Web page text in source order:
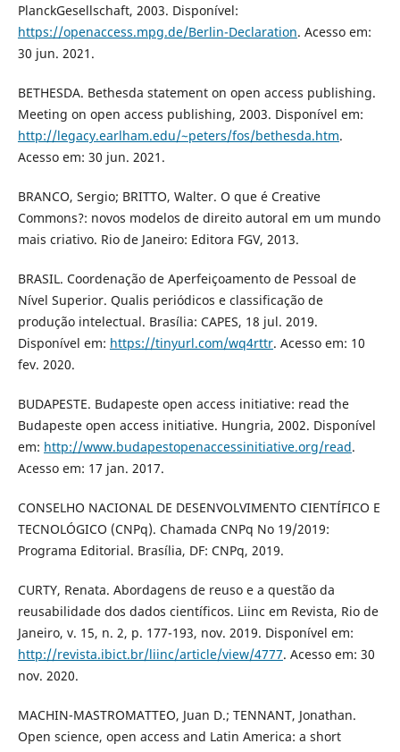
PlanckGesellschaft, 2003. Disponível:
https://openaccess.mpg.de/Berlin-Declaration. Acesso em:
30 jun. 2021.
BETHESDA. Bethesda statement on open access publishing.
Meeting on open access publishing, 2003. Disponível em:
http://legacy.earlham.edu/~peters/fos/bethesda.htm.
Acesso em: 30 jun. 2021.
BRANCO, Sergio; BRITTO, Walter. O que é Creative
Commons?: novos modelos de direito autoral em um mundo
mais criativo. Rio de Janeiro: Editora FGV, 2013.
BRASIL. Coordenação de Aperfeiçoamento de Pessoal de
Nível Superior. Qualis periódicos e classificação de
produção intelectual. Brasília: CAPES, 18 jul. 2019.
Disponível em: https://tinyurl.com/wq4rttr. Acesso em: 10
fev. 2020.
BUDAPESTE. Budapeste open access initiative: read the
Budapeste open access initiative. Hungria, 2002. Disponível
em: http://www.budapestopenaccessinitiative.org/read.
Acesso em: 17 jan. 2017.
CONSELHO NACIONAL DE DESENVOLVIMENTO CIENTÍFICO E
TECNOLÓGICO (CNPq). Chamada CNPq No 19/2019:
Programa Editorial. Brasília, DF: CNPq, 2019.
CURTY, Renata. Abordagens de reuso e a questão da
reusabilidade dos dados científicos. Liinc em Revista, Rio de
Janeiro, v. 15, n. 2, p. 177-193, nov. 2019. Disponível em:
http://revista.ibict.br/liinc/article/view/4777. Acesso em: 30
nov. 2020.
MACHIN-MASTROMATTEO, Juan D.; TENNANT, Jonathan.
Open science, open access and Latin America: a short